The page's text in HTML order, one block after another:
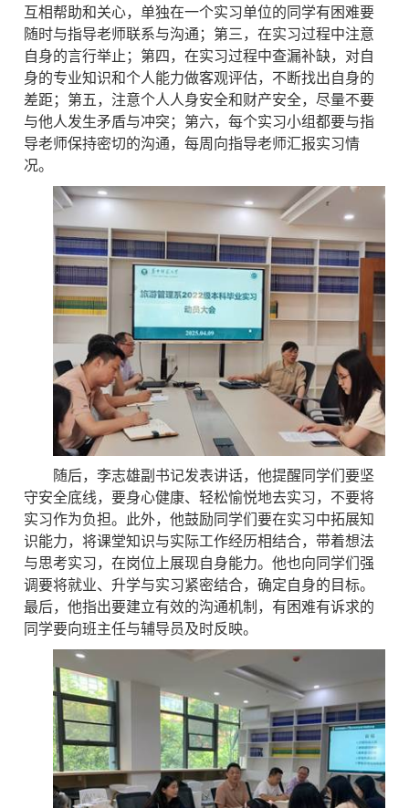
互相帮助和关心，单独在一个实习单位的同学有困难要
随时与指导老师联系与沟通；第三，在实习过程中注意
自身的言行举止；第四，在实习过程中查漏补缺，对自
身的专业知识和个人能力做客观评估，不断找出自身的
差距；第五，注意个人人身安全和财产安全，尽量不要
与他人发生矛盾与冲突；第六，每个实习小组都要与指
导老师保持密切的沟通，每周向指导老师汇报实习情
况。
随后，李志雄副书记发表讲话，他提醒同学们要坚
守安全底线，要身心健康、轻松愉悦地去实习，不要将
实习作为负担。此外，他鼓励同学们要在实习中拓展知
识能力，将课堂知识与实际工作经历相结合，带着想法
与思考实习，在岗位上展现自身能力。他也向同学们强
调要将就业、升学与实习紧密结合，确定自身的目标。
最后，他指出要建立有效的沟通机制，有困难有诉求的
同学要向班主任与辅导员及时反映。